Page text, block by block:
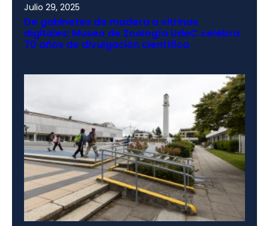
Julio 29, 2025
De gabinetes de madera a vitrinas
digitales: Museo de Zoología UdeC celebra
70 años de divulgación científica